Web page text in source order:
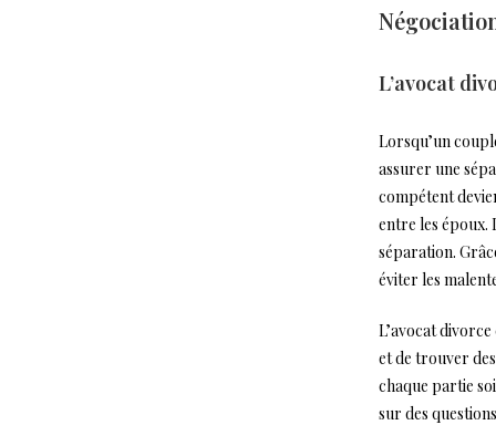
L’avocat
Lorsqu’un
assurer une
compétent
entre les époux.
séparation.
éviter les
L’avocat
et de trouver
chaque partie
sur des